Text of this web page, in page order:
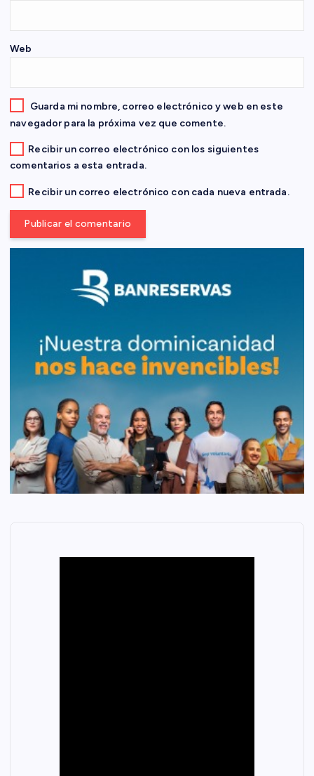
r
a
d
a
s
Web
Guarda mi nombre, correo electrónico y web en este
navegador para la próxima vez que comente.
Recibir un correo electrónico con los siguientes
comentarios a esta entrada.
Recibir un correo electrónico con cada nueva entrada.